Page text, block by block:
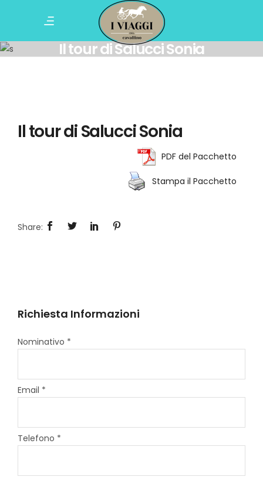
Il tour di Salucci Sonia
Il tour di Salucci Sonia
PDF del Pacchetto
Stampa il Pacchetto
Richiesta Informazioni
Nominativo *
Email *
Telefono *